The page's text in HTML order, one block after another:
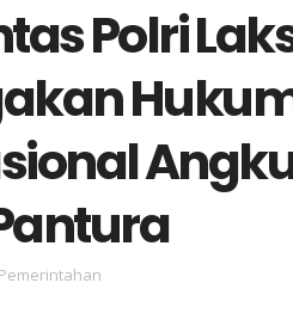
Polri
Pemerintahan